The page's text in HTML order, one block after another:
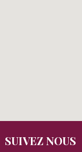
SUIVEZ NOUS